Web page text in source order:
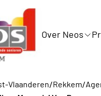
Over Neos
Vlaanderen/Rekkem/